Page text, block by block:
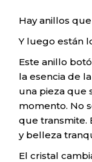
Hay anillos
Y luego están
Este anillo
la esencia de
una pieza que
momento. No
que transmite.
y belleza
El cristal